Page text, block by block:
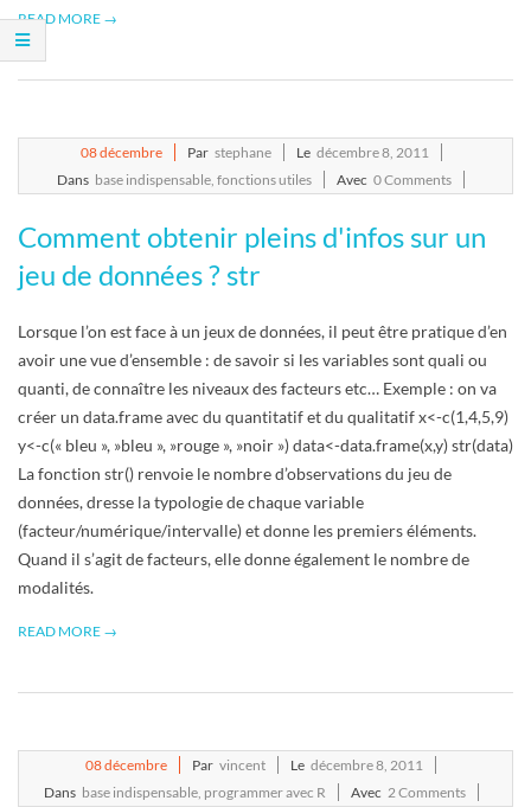
READ MORE →
08décembre Par stephane Le décembre 8, 2011
Dans base indispensable fonctions utiles Avec 0 Comments
Comment obtenir pleins d'infos sur un
jeu de données ? str
Lorsque l’on est face à un jeux de données, il peut être pratique d’en
avoir une vue d’ensemble : de savoir si les variables sont quali ou
quanti, de connaître les niveaux des facteurs etc… Exemple : on va
créer un data.frame avec du quantitatif et du qualitatif x<-c(1,4,5,9)
y<-c(« bleu », »bleu », »rouge », »noir ») data<-data.frame(x,y) str(data)
La fonction str() renvoie le nombre d’observations du jeu de
données, dresse la typologie de chaque variable
(facteur/numérique/intervalle) et donne les premiers éléments.
Quand il s’agit de facteurs, elle donne également le nombre de
modalités.
READ MORE →
08décembre Par vincent Le décembre 8, 2011
Dans base indispensable, programmer avec R Avec 2 Comments